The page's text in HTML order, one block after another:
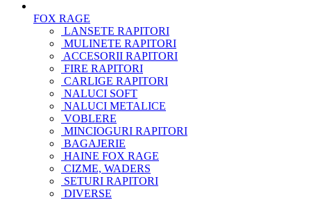
FOX RAGE
LANSETE RAPITORI
MULINETE RAPITORI
ACCESORII RAPITORI
FIRE RAPITORI
CARLIGE RAPITORI
NALUCI SOFT
NALUCI METALICE
VOBLERE
MINCIOGURI RAPITORI
BAGAJERIE
HAINE FOX RAGE
CIZME, WADERS
SETURI RAPITORI
DIVERSE